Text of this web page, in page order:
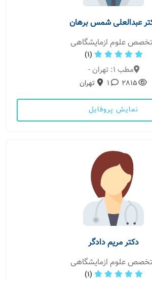
عبدالعلی شمس برهان
علوم ازمایشگاهی
(1)
مطب 1: تهران -
2815
1 تهران
نمایش پروفایل
دکتر مریم دادگر
علوم ازمایشگاهی
(1)